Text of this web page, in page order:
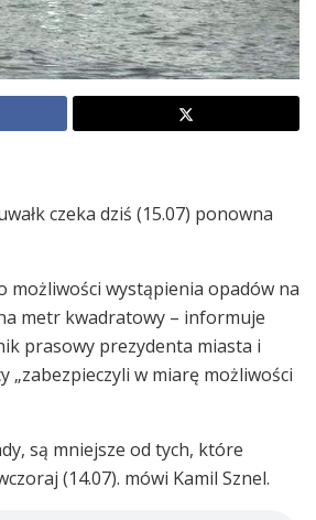
czeka dziś (15.07) ponowna
możliwości wystąpienia opadów na
metr kwadratowy – informuje
prasowy prezydenta miasta i
„zabezpieczyli w miarę możliwości
są mniejsze od tych, które
(14.07). mówi Kamil Sznel.